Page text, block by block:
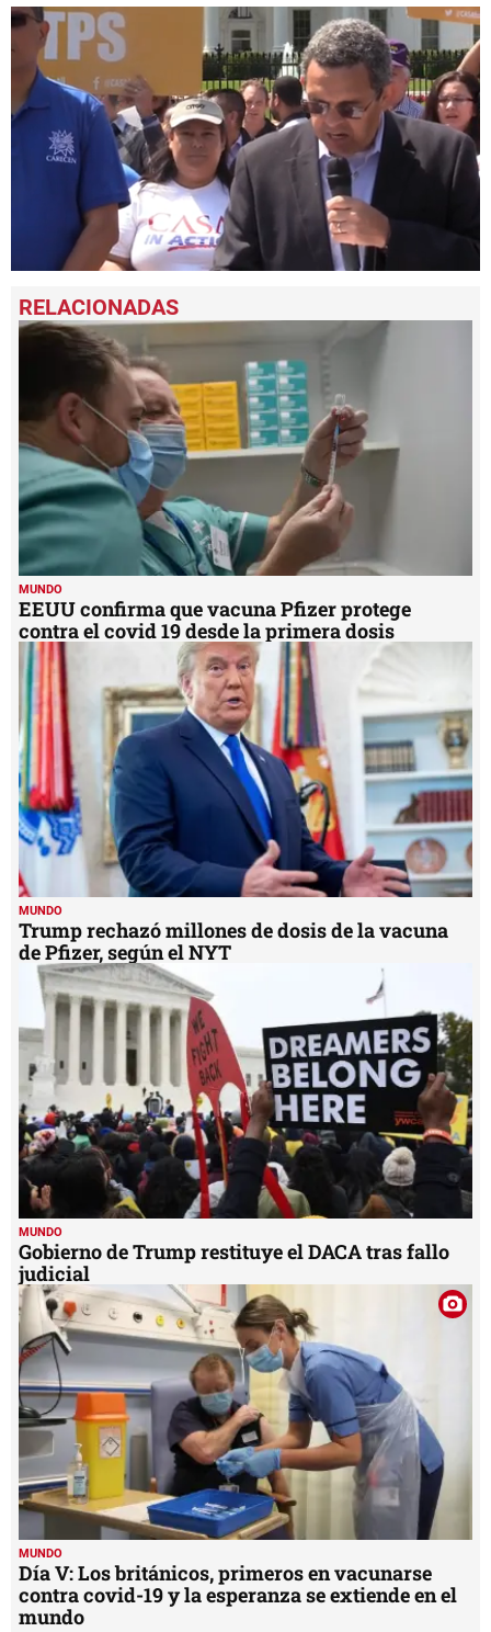
seconds
of
1
MUNDO
EEUU confirma que vacuna Pfizer protege
contra el covid 19 desde la primera dosis
MUNDO
Trump rechazó millones de dosis de la vacuna
de Pfizer, según el NYT
MUNDO
Gobierno de Trump restituye el DACA tras fallo
judicial
MUNDO
Día V: Los británicos, primeros en vacunarse
contra covid-19 y la esperanza se extiende en el
mundo